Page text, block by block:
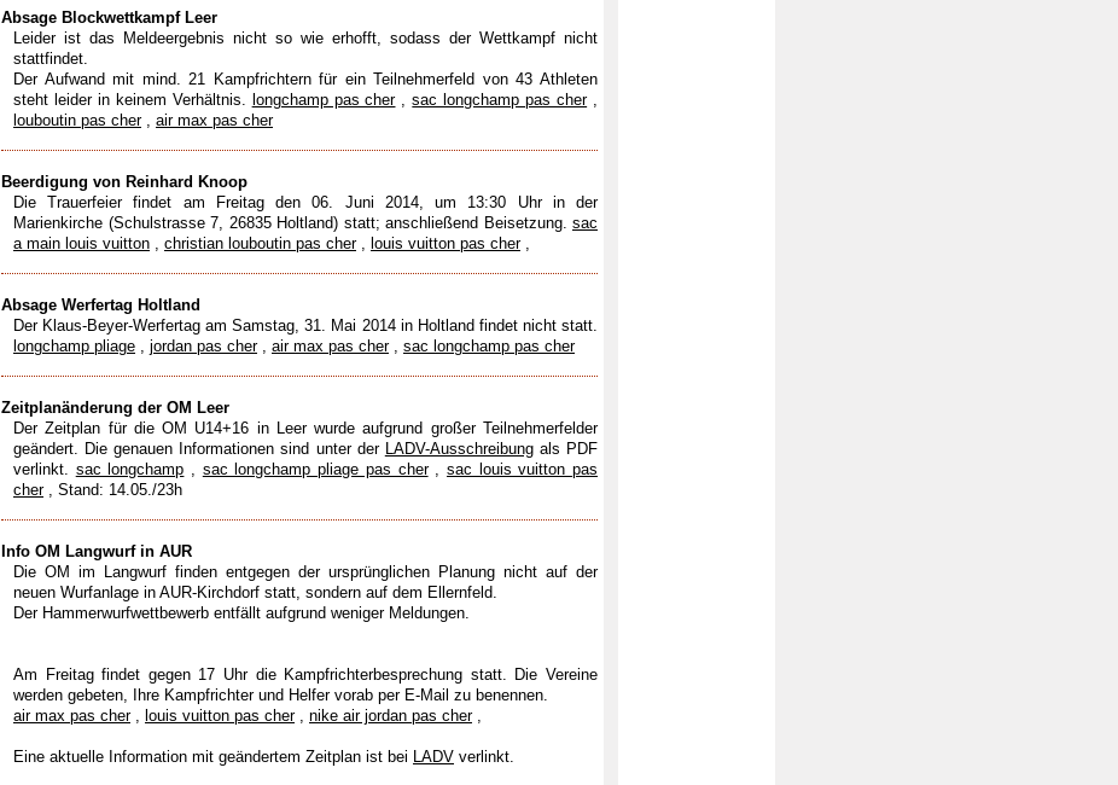
Absage Blockwettkampf Leer
Leider ist das Meldeergebnis nicht so wie erhofft, sodass der Wettkampf nicht
stattfindet.
Der Aufwand mit mind. 21 Kampfrichtern für ein Teilnehmerfeld von 43 Athleten
steht leider in keinem Verhältnis. longchamp pas cher,sac longchamp pas cher,
louboutin pas cher, air max pas cher
Beerdigung von Reinhard Knoop
Die Trauerfeier findet am Freitag den 06. Juni 2014, um 13:30 Uhr in der
Marienkirche (Schulstrasse 7, 26835 Holtland) statt; anschließend Beisetzung. sac
a main louis vuitton , christian louboutin pas cher, louis vuitton pas cher,
Absage Werfertag Holtland
Der Klaus-Beyer-Werfertag am Samstag, 31. Mai 2014 in Holtland findet nicht statt.
longchamp pliage , jordan pas cher, air max pas cher, sac longchamp pas cher
Zeitplanänderung der OM Leer
Der Zeitplan für die OM U14+16 in Leer wurde aufgrund großer Teilnehmerfelder
geändert. Die genauen Informationen sind unter der LADV-Ausschreibungals PDF
verlinkt. sac longchamp , sac longchamp pliage pas cher, sac louis vuitton pas
cher, Stand: 14.05./23h
Info OM Langwurf in AUR
Die OM im Langwurf finden entgegen der ursprünglichen Planung nicht auf der
neuen Wurfanlage in AUR-Kirchdorf statt, sondern auf dem Ellernfeld.
Der Hammerwurfwettbewerb entfällt aufgrund weniger Meldungen.
Am Freitag findet gegen 17 Uhr die Kampfrichterbesprechung statt. Die Vereine
werden gebeten, Ihre Kampfrichter und Helfer vorab per E-Mail zu benennen.
air max pas cher, louis vuitton pas cher, nike air jordan pas cher,
Eine aktuelle Information mit geändertem Zeitplan ist bei LADV verlinkt.